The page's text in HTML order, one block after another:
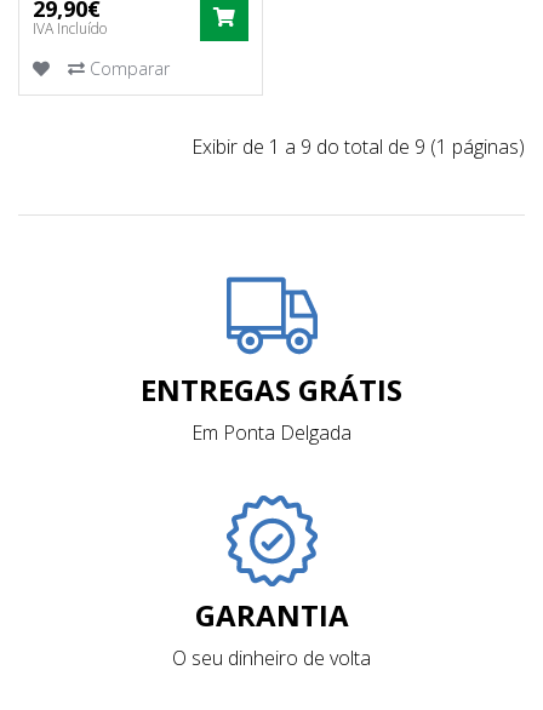
29,90€
IVA Incluído COMPRAR
Comparar
Exibir de 1 a 9 do total de 9 (1 páginas)
ENTREGAS GRÁTIS
Em Ponta Delgada
GARANTIA
O seu dinheiro de volta